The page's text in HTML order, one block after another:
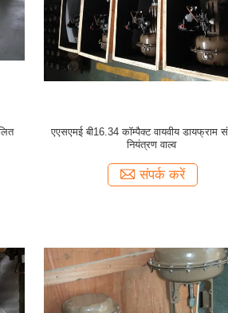
एएसएमई बी16.34 कॉम्पैक्ट वायवीय डायफ्राम
नियंत्रण वाल्व
संपर्क करें